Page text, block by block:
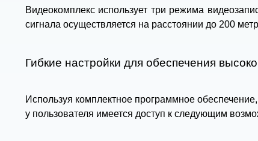
Видеокомплекс использует три режима
сигнала осуществляется на расстоянии до 200
Гибкие настройки для обеспечения
Используя комплектное программное
у пользователя имеется доступ к следующим